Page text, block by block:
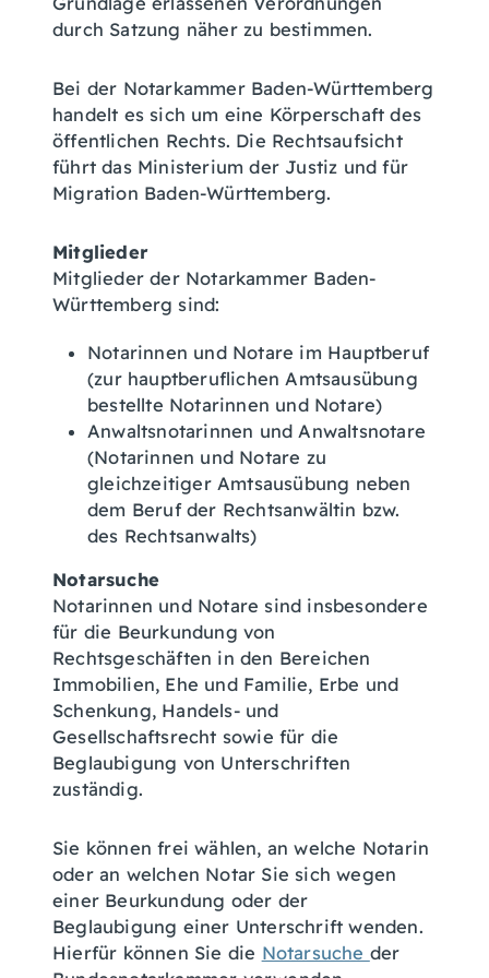
durch Satzung näher zu bestimmen.
Bei der Notarkammer Baden-Württemberg
handelt es sich um eine Körperschaft des
öffentlichen Rechts. Die Rechtsaufsicht
führt das Ministerium der Justiz und für
Migration Baden-Württemberg.
Mitglieder
Mitglieder der Notarkammer Baden-
Württemberg sind:
Notarinnen und Notare im Hauptberuf
(zur hauptberuflichen Amtsausübung
bestellte Notarinnen und Notare)
Anwaltsnotarinnen und Anwaltsnotare
(Notarinnen und Notare zu
gleichzeitiger Amtsausübung neben
dem Beruf der Rechtsanwältin bzw.
des Rechtsanwalts)
Notarsuche
Notarinnen und Notare sind insbesondere
für die Beurkundung von
Rechtsgeschäften in den Bereichen
Immobilien, Ehe und Familie, Erbe und
Schenkung, Handels- und
Gesellschaftsrecht sowie für die
Beglaubigung von Unterschriften
zuständig.
Sie können frei wählen, an welche Notarin
oder an welchen Notar Sie sich wegen
einer Beurkundung oder der
Beglaubigung einer Unterschrift wenden.
Hierfür können Sie die Notarsuche der